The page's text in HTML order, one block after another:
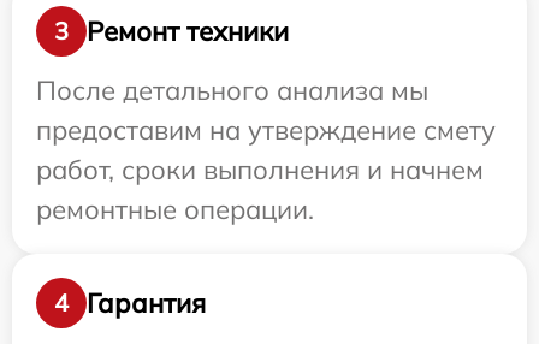
3
Ремонт техники
После детального анализа мы
предоставим на утверждение смету
работ, сроки выполнения и начнем
ремонтные операции.
4
Гарантия